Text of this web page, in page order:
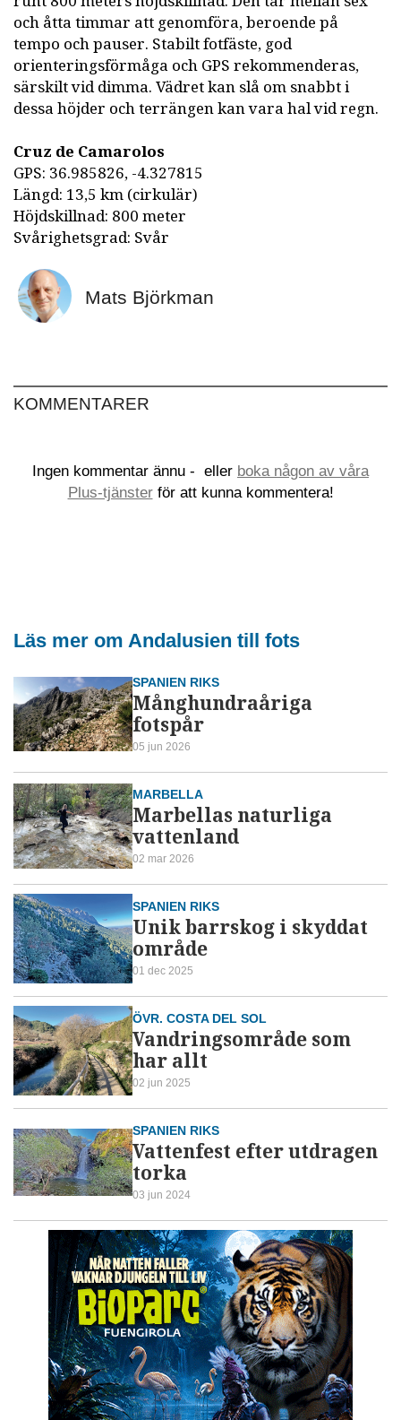
och åtta timmar att genomföra, beroende på
tempo och pauser. Stabilt fotfäste, god
orienteringsförmåga och GPS rekommenderas,
särskilt vid dimma. Vädret kan slå om snabbt i
dessa höjder och terrängen kan vara hal vid regn.
Cruz de Camarolos
GPS: 36.985826, -4.327815
Längd: 13,5 km (cirkulär)
Höjdskillnad: 800 meter
Svårighetsgrad: Svår
Mats Björkman
KOMMENTARER
Ingen kommentar ännu - eller boka någon av våra
Plus-tjänsterför att kunna kommentera!
Läs mer om Andalusien till fots
SPANIEN RIKS
Månghundraåriga
fotspår
05 jun 2026
MARBELLA
Marbellas naturliga
vattenland
02 mar 2026
SPANIEN RIKS
Unik barrskog i skyddat
område
01 dec 2025
ÖVR. COSTA DEL SOL
Vandringsområde som
har allt
02 jun 2025
SPANIEN RIKS
Vattenfest efter utdragen
torka
03 jun 2024